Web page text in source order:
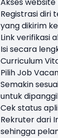
Akses
Registrasi diri
yang dikirim
Link verifikasi
Isi secara
Curriculum
Pilih Job
Semakin
untuk
Cek status
Rekruter dari
sehingga